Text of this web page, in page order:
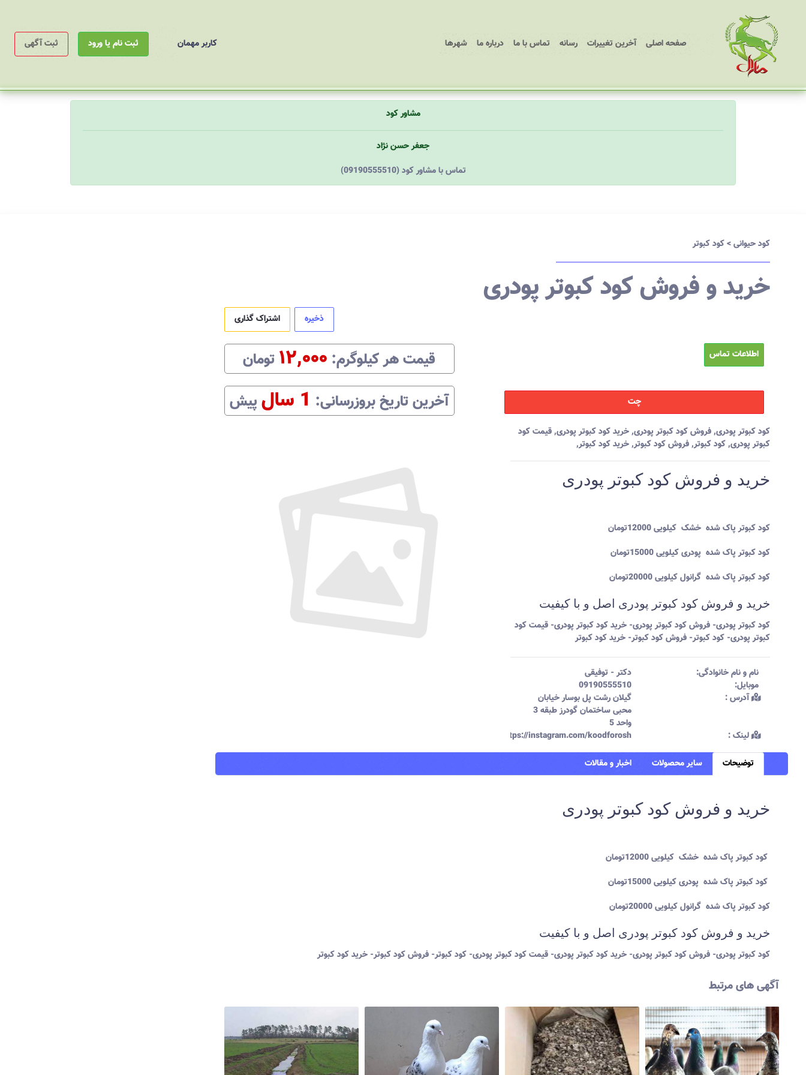
صفحه اصلی
(current) آخرین تغییرات رسانه تماس با ما درباره ما شهرها کاربر مهمان ثبت نام یا ورود ثبت آگهی
مشاور کود
جعفر حسن نژاد
(09190555510) تماس با مشاور کود
کود حیوانی>کود کبوتر
خرید و فروش کود کبوتر پودری
اطلاعات تماس
چت
ذخیره اشتراک گذاری
قیمت هرکیلوگرم:‌ ۱۲,۰۰۰ تومان
آخرین تاریخ بروزرسانی:‌ 1 سال پیش
کود کبوتر پودری,فروش کود کبوتر پودری,خرید کود کبوتر پودری,قیمت کود
کبوتر پودری,کود کبوتر,فروش کود کبوتر,خرید کود کبوتر,
خرید و فروش کود کبوتر پودری
کود کبوتر پاک شده خشک کیلویی 12000تومان
کود کبوتر پاک شده پودری کیلویی 15000تومان
کود کبوتر پاک شده گرانول کیلویی 20000تومان
خرید و فروش کود کبوتر پودری اصل و با کیفیت
کود کبوتر پودری- فروش کود کبوتر پودری- خرید کود کبوتر پودری- قیمت کود
کبوتر پودری- کود کبوتر- فروش کود کبوتر- خرید کود کبوتر
نام و نام خانوادگی:‌ دکتر - توفیقی
موبایل:‌
09190555510
آدرس :‌
گیلان رشت پل بوسار خیابان
محبی ساختمان گودرز طبقه 3
واحد 5
لینک :‌
https://instagram.com/koodforosh
توضیحات سایر محصولات اخبار و مقالات
خرید و فروش کود کبوتر پودری
کود کبوتر پاک شده گرانول کیلویی 20000تومان
خرید و فروش کود کبوتر پودری اصل و با کیفیت
کود کبوتر پودری- فروش کود کبوتر پودری- خرید کود کبوتر پودری- قیمت کود کبوتر پودری- کود کبوتر- فروش کود کبوتر- خرید کود کبوتر
آگهی های مرتبط